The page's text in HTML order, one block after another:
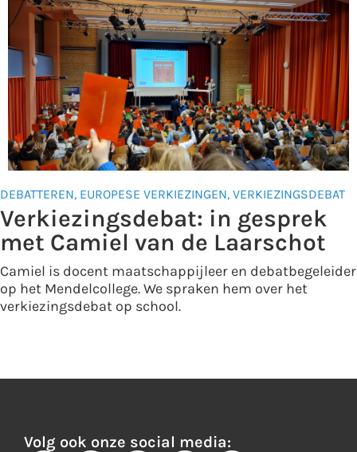
DEBATTEREN, EUROPESE VERKIEZINGEN, VERKIEZINGSDEBAT
Verkiezingsdebat: in gesprek
met Camiel van de Laarschot
Camiel is docent maatschappijleer en debatbegeleider
op het Mendelcollege. We spraken hem over het
verkiezingsdebat op school.
Volg ook onze social media: